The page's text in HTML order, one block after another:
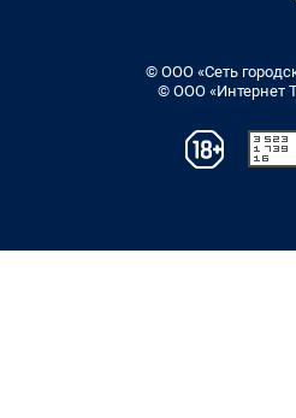
© ООО «Сеть
© ООО «Интернет